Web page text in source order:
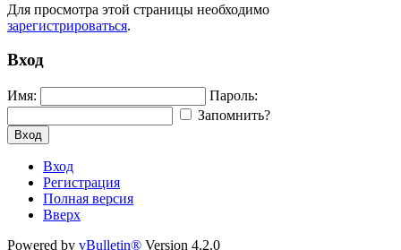
Для просмотра этой страницы необходимо
зарегистрироваться.
Вход
Имя:
Пароль:
Запомнить?
Вход
Вход
Регистрация
Полная версия
Вверх
Powered by vBulletin® Version 4.2.0